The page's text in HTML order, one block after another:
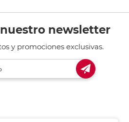
newsletter
y promociones exclusivas.